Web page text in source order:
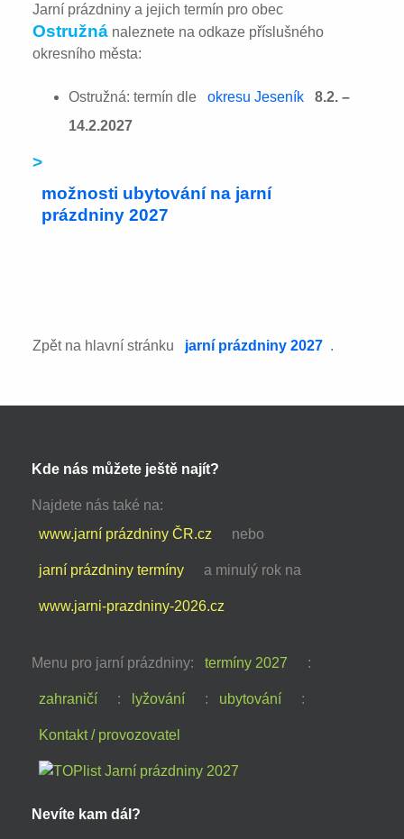
Jarní prázdniny a jejich termín pro obec
Ostružná naleznete na odkaze příslušného
okresního města:
Ostružná: termín dle okresu Jeseník
8.2. –
14.2.2027
>
možnosti ubytování na jarní
prázdniny 2027
Zpět na hlavní stránku jarní prázdniny 2027 .
Kde nás můžete ještě najít?
Najdete nás také na:
www.jarní prázdniny ČR.cz
nebo
jarní prázdniny termíny a minulý rok na
www.jarni-prazdniny-2026.cz
Menu pro jarní prázdniny: termíny 2027 :
zahraničí : lyžování : ubytování :
Kontakt / provozovatel
Nevíte kam dál?